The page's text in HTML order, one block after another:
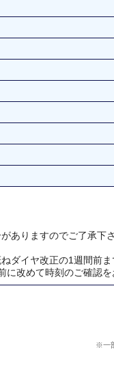
りますのでご了承下さ
ダイヤ改正の1週間前
改めて時刻のご確認を
※一